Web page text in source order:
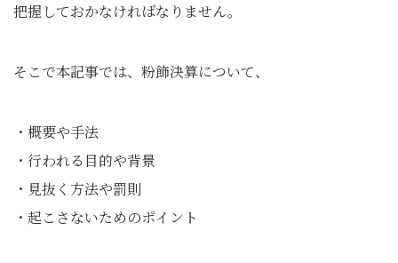
把握しておかなければなりません。
そこで本記事では、粉飾決算について、
・概要や手法
・行われる目的や背景
・見抜く方法や罰則
・起こさないためのポイント